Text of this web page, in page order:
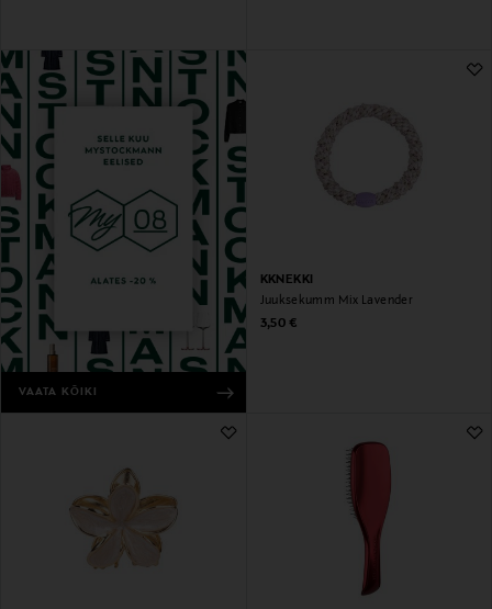
VAATA KÕIKI
KKNEKKI
Juuksekumm Mix Lavender
Original Price
3,50 €